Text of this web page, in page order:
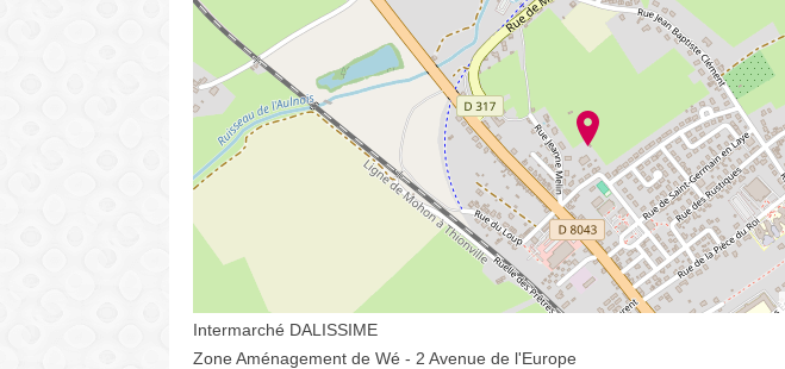
Intermarché DALISSIME
Zone Aménagement de Wé - 2 Avenue de l'Europe